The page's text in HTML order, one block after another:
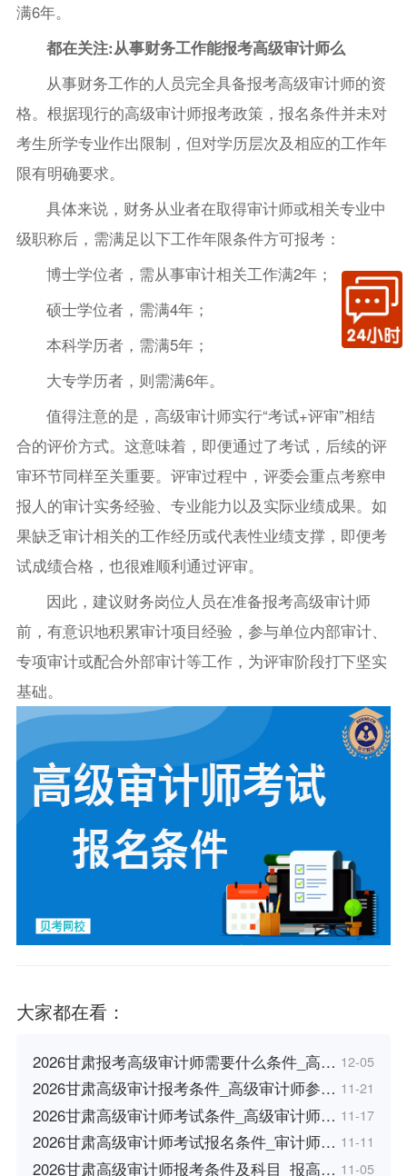
满6年。
都在关注:从事财务工作能报考高级审计师么
从事财务工作的人员完全具备报考高级审计师的资
格。根据现行的高级审计师报考政策，报名条件并未对
考生所学专业作出限制，但对学历层次及相应的工作年
限有明确要求。
具体来说，财务从业者在取得审计师或相关专业中
级职称后，需满足以下工作年限条件方可报考：
博士学位者，需从事审计相关工作满2年；
硕士学位者，需满4年；
本科学历者，需满5年；
大专学历者，则需满6年。
值得注意的是，高级审计师实行“考试+评审”相结
合的评价方式。这意味着，即便通过了考试，后续的评
审环节同样至关重要。评审过程中，评委会重点考察申
报人的审计实务经验、专业能力以及实际业绩成果。如
果缺乏审计相关的工作经历或代表性业绩支撑，即便考
试成绩合格，也很难顺利通过评审。
因此，建议财务岗位人员在准备报考高级审计师
前，有意识地积累审计项目经验，参与单位内部审计、
专项审计或配合外部审计等工作，为评审阶段打下坚实
基础。
大家都在看：
2026甘肃报考高级审计师需要什么条件_高… 12-05
2026甘肃高级审计报考条件_高级审计师参… 11-21
2026甘肃高级审计师考试条件_高级审计师… 11-17
2026甘肃高级审计师考试报名条件_审计师… 11-11
2026甘肃高级审计师报考条件及科目_报高… 11-05